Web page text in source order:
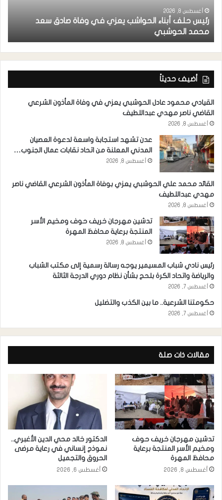
أغسطس 8, 2026
رئيس حلف أبناء الحواشب يعزي في وفاة صادق سعد
محمد الحوشبي
أضيف حديثاً
القيادي محمود عادل الحوشبي يعزي في وفاة المأذون الشرعي
القاضي ناصر مهدي عبداللطيف
أغسطس 8, 2026
عدن تشهد استجابة واسعة لدعوة العصيان
المدني المعلنة من اتحاد نقابات عمال الجنوب…
أغسطس 8, 2026
القائد محمد علي الحوشبي يعزي بوفاة المأذون الشرعي القاضي ناصر
مهدي عبداللطيف
أغسطس 8, 2026
تدشين مهرجان خريف حوف ومخيم الأسر
المنتجة برعاية محافظ المهرة
أغسطس 8, 2026
رئيس نادي شباب المسيمير يوجه رسالة رسمية إلى مكتب الشباب
والرياضة واتحاد الكرة بلحج بشأن نظام دوري الدرجة الثالثة
أغسطس 7, 2026
حكومتنا الشرعية.. ما بين الكذب والتضليل
أغسطس 7, 2026
مقالات ذات صلة
تدشين مهرجان خريف حوف
ومخيم الأسر المنتجة برعاية
محافظ المهرة
أغسطس 8, 2026
الدكتور خالد محي الدين الأغبري..
نموذج إنساني في رعاية مرضى
الحروق والتجميل
أغسطس 6, 2026